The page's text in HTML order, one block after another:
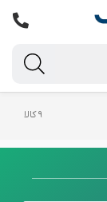
۹ کالا